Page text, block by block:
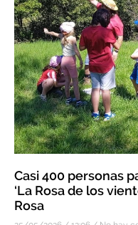
Casi 400 personas
‘La Rosa de los
Rosa